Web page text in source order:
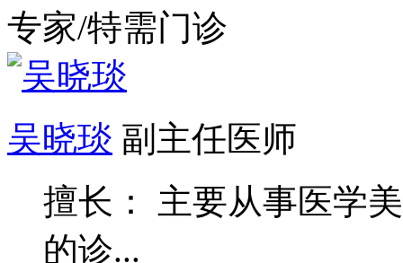
专家/特需门诊
吴晓琰 副主任医师
擅长： 主要从事医学
的诊...